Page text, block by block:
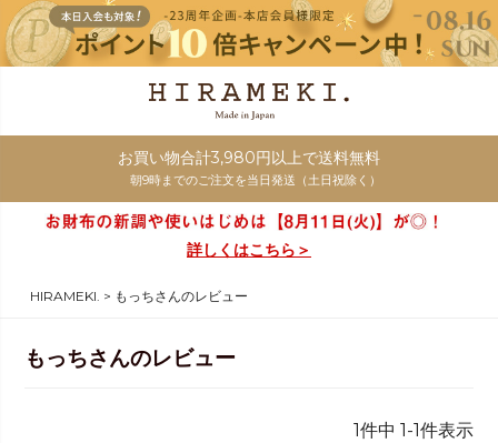
お買い物合計3,980円以上で送料無料
朝9時までのご注文を当日発送（土日祝除く）
詳しくはこちら＞
HIRAMEKI. もっちさんのレビュー
もっちさんのレビュー
1件中 1 -1件表示